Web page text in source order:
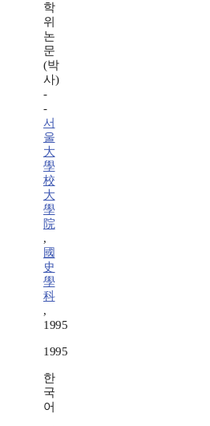
학
위
논
문
(박
사)
-
-
서
울
大
學
校
大
學
院
,
國
史
學
科
,
1995
1995
한
국
어